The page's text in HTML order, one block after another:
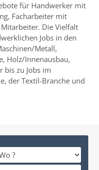
für Handwerker mit
Facharbeiter mit
Die Vielfalt
Jobs in den
Metall,
Holz/Innenausbau,
bis zu Jobs im
der Textil-Branche und